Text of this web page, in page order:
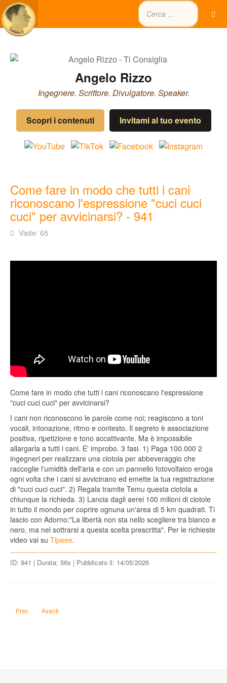
Angelo Rizzo
Ingegnere. Scrittore. Divulgatore. Speaker.
Scopri i contenuti Invitami al tuo evento
Come fare in modo che tutti i cani
riconoscano l'espressione "cuci cuci
cuci" per avvicinarsi? - 941
Visite: 65
Come fare in modo che tutti i cani riconoscano l'espressione
"cuci cuci cuci" per avvicinarsi?
I cani non riconoscono le parole come noi; reagiscono a toni
vocali, intonazione, ritmo e contesto. Il segreto è associazione
positiva, ripetizione e tono accattivante. Ma è impossibile
allargarla a tutti i cani. E' improbo. 3 fasi. 1) Paga 100.000 2
ingegneri per realizzare una ciotola per abbeveraggio che
raccoglie l'umidità dell'aria e con un pannello fotovoltaico eroga
ogni volta che i cani si avvicinano ed emette la tua registrazione
di "cuci cuci cuci". 2) Regala tramite Temu questa ciotola a
chiunque la richieda. 3) Lancia dagli aerei 100 milioni di ciotole
in tutto il mondo per coprire ognuna un'area di 5 km quadrati. Ti
lascio con Adorno:"La libertà non sta nello scegliere tra bianco e
nero, ma nel sottrarsi a questa scelta prescritta". Per le richieste
video vai su Tipeee.
ID: 941 | Durata: 56s | Pubblicato il: 14/05/2026
Articolo precedente: Come prendere il controllo, senza spendere un
Prec Articolo successivo: Come faccio a far diventare Caltagirone
Avanti